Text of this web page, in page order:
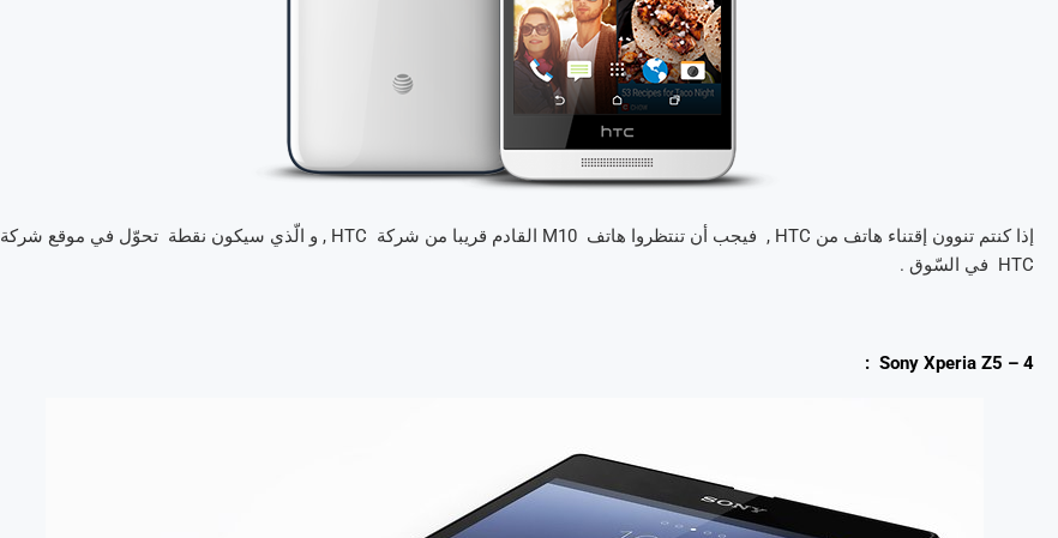
إذا كنتم تنوون إقتناء هاتف من HTC , فيجب أن تنتظروا هاتف M10 القادم قريبا من شركة HTC , و الّذي سيكون نقطة تحوّل في موقع شركة
HTC في السّوق .
4 – Sony Xperia Z5 :